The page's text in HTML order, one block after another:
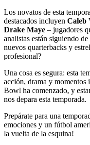
Los novatos de esta
destacados incluyen Caleb
Drake Maye – jugadores
analistas están siguiendo
nuevos quarterbacks y
profesional?
Una cosa es segura: esta
acción, drama y momentos
Bowl ha comenzado, y
nos depara esta temporada.
Prepárate para una
emociones y un fútbol
la vuelta de la esquina!